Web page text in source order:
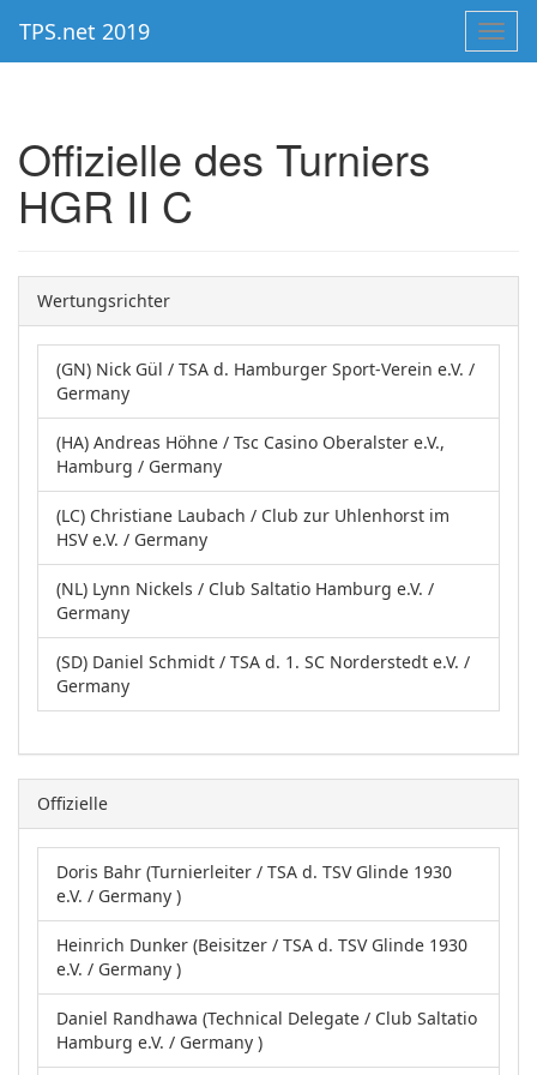
TPS.net 2019
Offizielle des Turniers
HGR II C
Wertungsrichter
(GN) Nick Gül / TSA d. Hamburger Sport-Verein e.V. /
Germany
(HA) Andreas Höhne / Tsc Casino Oberalster e.V.,
Hamburg / Germany
(LC) Christiane Laubach / Club zur Uhlenhorst im
HSV e.V. / Germany
(NL) Lynn Nickels / Club Saltatio Hamburg e.V. /
Germany
(SD) Daniel Schmidt / TSA d. 1. SC Norderstedt e.V. /
Germany
Offizielle
Doris Bahr (Turnierleiter / TSA d. TSV Glinde 1930
e.V. / Germany )
Heinrich Dunker (Beisitzer / TSA d. TSV Glinde 1930
e.V. / Germany )
Daniel Randhawa (Technical Delegate / Club Saltatio
Hamburg e.V. / Germany )